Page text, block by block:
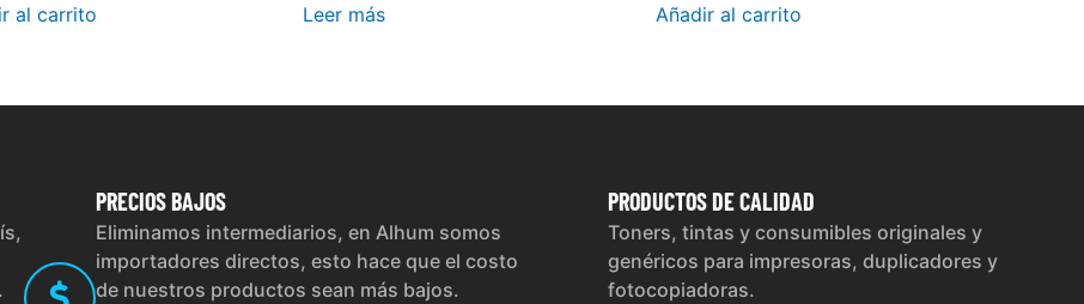
al carrito Leer más Añadir al carrito
PRECIOSBAJOS
Eliminamos intermediarios, en Alhum somos
importadores directos, esto hace que el costo
de nuestros productos sean más bajos.
PRODUCTOSDE CALIDAD
Toners, tintas y consumibles originales y
genéricos para impresoras, duplicadores y
fotocopiadoras.